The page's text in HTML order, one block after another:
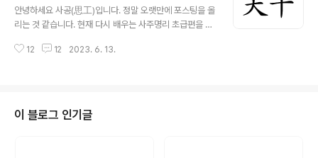
(地), 감출 장(藏), 사이/천간 간(干) 글자로 지지에 숨겨진
천간이라는 의미다. 줄여서 장간(藏干)이라고 부른다. 천
면, 지지는 주변에 가야 알 수 있는 그 사람의 환경이다. 지
안녕하세요 사공(思工)입니다. 정말 오랫만에 포스팅을 올
리는 것 같습니다. 현재 다시 배우는 사주명리 초급편을 집
다. 제 글을 기다려주시는 많은 분들께 죄송하다는 말씀드
어색할 수 있으니 고려하시고 읽어주시기 바랍니다. 보시
고 많은 의견 주시면 보다 더욱 좋은 내용의 책을 만들 수
12 12 2023. 6. 13.
이 블로그 인기글